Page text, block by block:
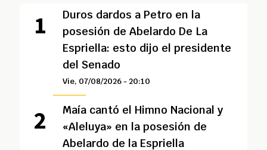
Duros dardos a Petro en la
posesión de Abelardo De La
Espriella: esto dijo el presidente
del Senado
Vie, 07/08/2026 - 20:10
Maía cantó el Himno Nacional y
«Aleluya» en la posesión de
Abelardo de la Espriella